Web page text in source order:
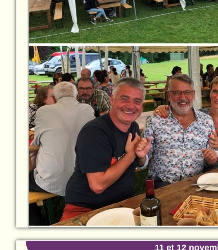
11 et 12